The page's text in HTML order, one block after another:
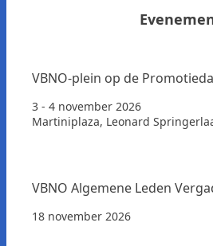
VBNO-plein op de
3 - 4 november 2026
Martiniplaza, Leonard
VBNO Algemene Leden
18 november 2026